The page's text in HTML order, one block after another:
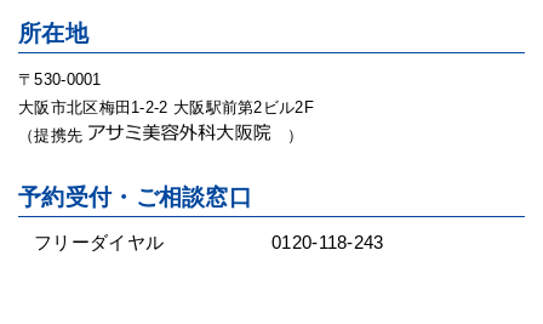
所在地
〒530-0001
大阪市北区梅田1-2-2 大阪駅前第2ビル2F
（提携先
）
予約受付・ご相談窓口
フリーダイヤル 0120-118-243